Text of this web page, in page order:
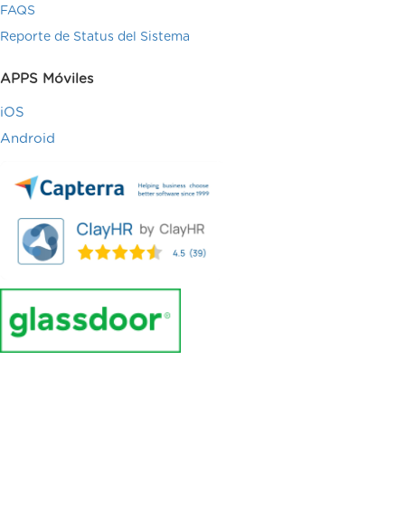
FAQS
Reporte de Status del Sistema
APPS Móviles
iOS
Android